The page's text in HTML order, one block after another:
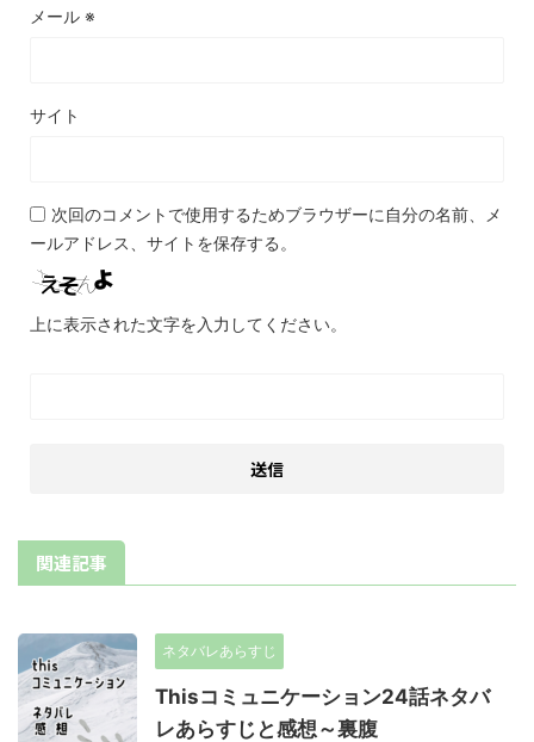
メール ※
サイト
次回のコメントで使用するためブラウザーに自分の名前、メ
ールアドレス、サイトを保存する。
上に表示された文字を入力してください。
関連記事
ネタバレあらすじ
Thisコミュニケーション24話ネタバ
レあらすじと感想～裏腹